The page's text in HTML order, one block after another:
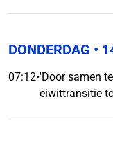
DONDERDAG •
07:12•'Door samen
eiwittransitie